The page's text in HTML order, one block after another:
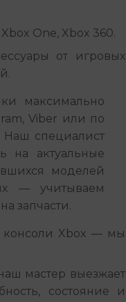
One, Xbox 360.
от игровых
максимально
Viber или по
Наш специалист
на актуальные
моделей
— учитываем
запчасти.
консоли Xbox — мы
мастер выезжает
состояние и